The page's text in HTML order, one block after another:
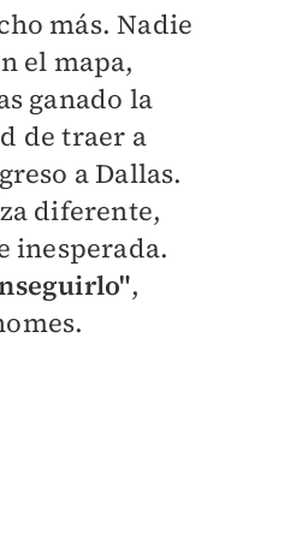
más. Nadie
el mapa,
ganado la
de traer a
a Dallas.
diferente,
inesperada.
,